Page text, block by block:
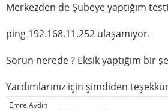
Merkezden de Şubeye yaptığım
ping 192.168.11.252 ulaşamıyor.
Sorun nerede ? Eksik yaptığım bir
Yardımlarınız için şimdiden
Emre Aydın